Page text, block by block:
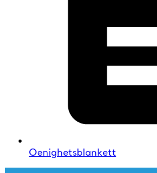
Oenighetsblankett